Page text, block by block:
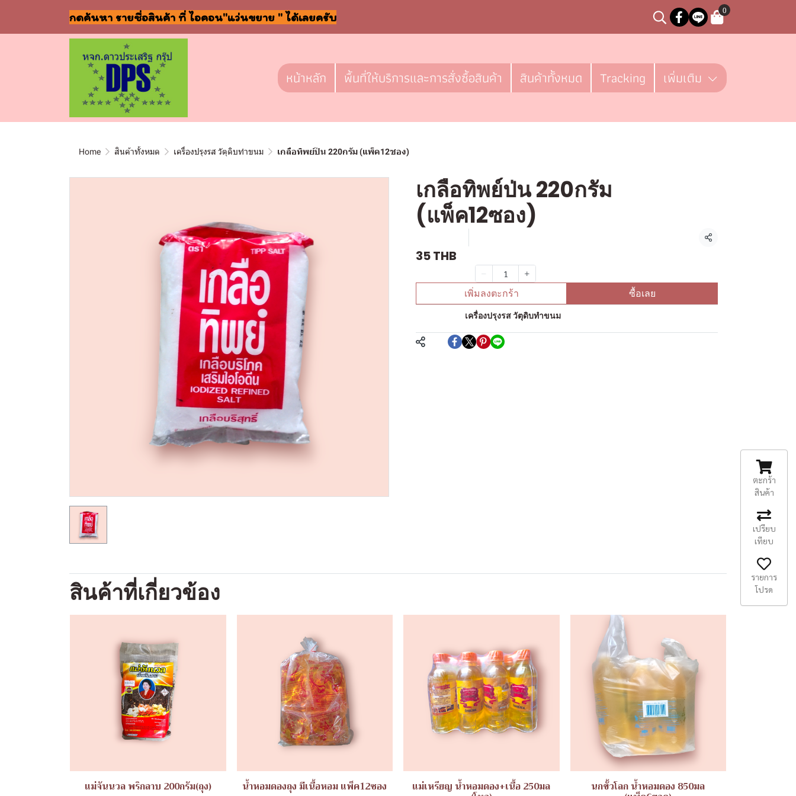
กดค้นหา รายชื่อสินค้า ที่ ไอคอน"แว่นขยาย " ได้เลยครับ
0
หน้าหลัก พื้นที่ให้บริการและการสั่งซื้อสินค้า สินค้าทั้งหมด Tracking เพิ่มเติม
Home สินค้าทั้งหมด เครื่องปรุงรส วัตุดิบทำขนม เกลือทิพย์ป่น 220กรัม (แพ็ค12ซอง)
เกลือทิพย์ป่น 220กรัม
(แพ็ค12ซอง)
แชร์
35 THB
เพิ่มลงตะกร้า ซื้อเลย
เครื่องปรุงรส วัตุดิบทำขนม
สินค้าที่เกี่ยวข้อง
แม่จันนวล พริกลาบ 200กรัม(ถุง) น้ำหอมดองถุง มีเนื้อหอม แพ็ค12ซอง แม่เหรียญ น้ำหอมดอง+เนื้อ 250มล นกขั้วโลก น้ำหอมดอง 850มล
ตะกร้า
สินค้า
เปรียบ
เทียบ
รายการ
โปรด